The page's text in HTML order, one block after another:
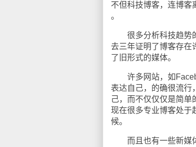
不但科技博客，连博客
。
很多分析科技趋势的
去三年证明了博客存在
了旧形式的媒体。
许多网站，如
表达自己，的确很流行
己，而不仅仅仅是简单
现在很多专业博客处于
候。
而且也有一些新媒体